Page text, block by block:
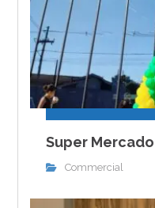
Super
Commercial